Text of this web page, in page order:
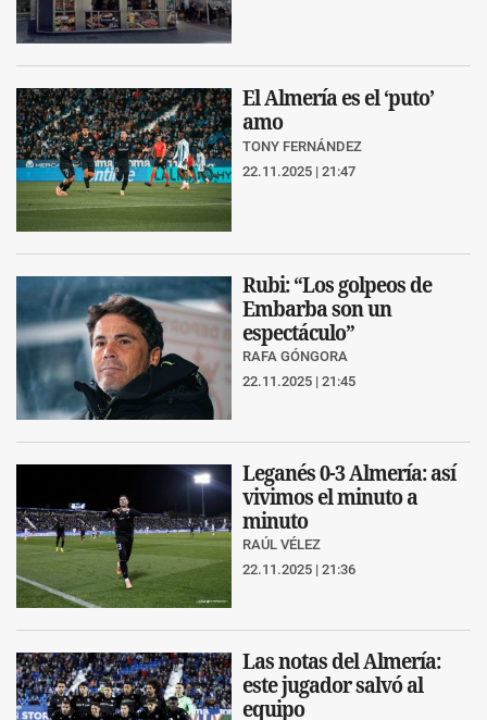
El Almería es el ‘puto’
amo
TONY FERNÁNDEZ
22.11.2025 | 21:47
Rubi: “Los golpeos de
Embarba son un
espectáculo”
RAFA GÓNGORA
22.11.2025 | 21:45
Leganés 0-3 Almería: así
vivimos el minuto a
minuto
RAÚL VÉLEZ
22.11.2025 | 21:36
Las notas del Almería:
este jugador salvó al
equipo